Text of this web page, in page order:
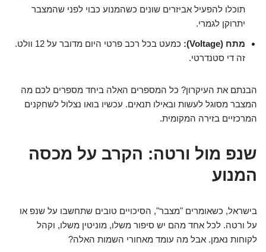
תוכלו להפעיל אביזרים שונים כשהמנוע כבוי לפני שהמצבר
יתרוקן לגמרי.
מתח (Voltage):
כמעט בכל רכב פרטי היום מדובר על 12 וולט.
זה די סטנדרטי.
הבנתם את העיקרון? כל המספרים האלה ביחד מספרים לכם מה
המצבר מסוגל לעשות ובאילו תנאים. עכשיו בואו נצלול לשחקנים
המרכזיים בזירה המקומית.
שנפ מול ורטה: הקרב על מכסה
המנוע
בישראל, כשאומרים "מצבר", הסיכויים טובים שתחשבו על שנפ או
על ורטה. לכל אחד מהם יש סיפור משלו, מוניטין משלו, וקהל
לקוחות נאמן. אבל מה עומד מאחורי השמות האלה?